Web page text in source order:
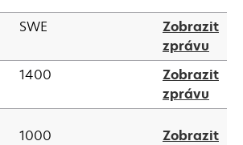
SWE
Zobrazit
zprávu
in
a
new
1400
Zobrazit
zprávu
in
a
1000
Zobrazit